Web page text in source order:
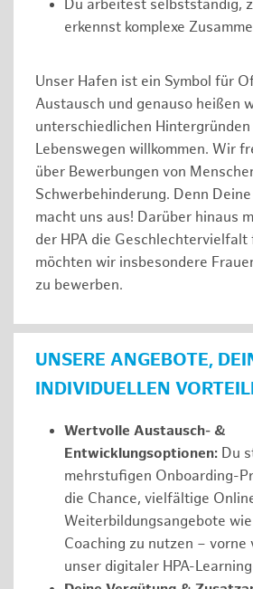
Du arbeitest selbstständig,
erkennst komplexe
Unser Hafen ist ein Symbol für
Austausch und genauso heißen
unterschiedlichen Hintergründen
Lebenswegen willkommen. Wir
über Bewerbungen von
Schwerbehinderung. Denn
macht uns aus! Darüber hinaus
der HPA die
möchten wir insbesondere
zu bewerben.
UNSERE ANGEBOTE,
INDIVIDUELLEN
Wertvolle Austausch- &
Entwicklungsoptionen: Du
mehrstufigen Onboarding-
die Chance, vielfältige
Weiterbildungsangebote
Coaching zu nutzen – vorne
unser digitaler HPA-